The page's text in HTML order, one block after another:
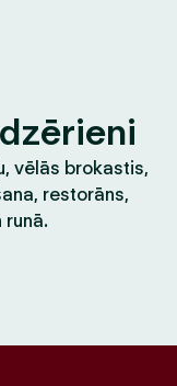
vēlās brokastis,
restorāns,
runā.